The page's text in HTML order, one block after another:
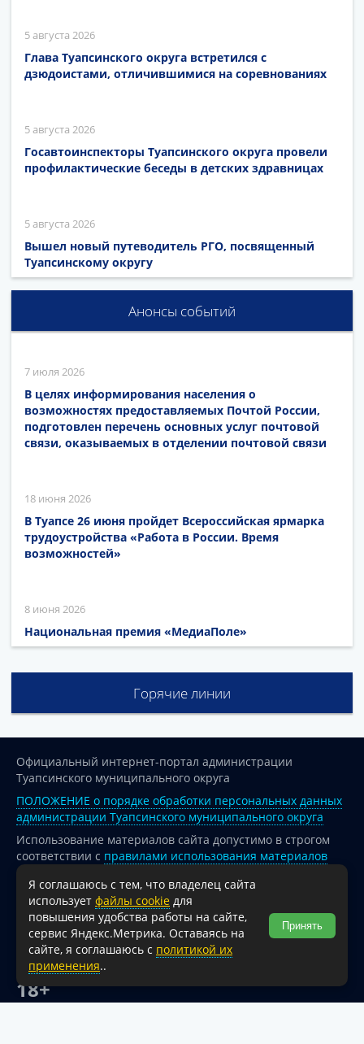
5 августа 2026
Глава Туапсинского округа встретился с
дзюдоистами, отличившимися на соревнованиях
5 августа 2026
Госавтоинспекторы Туапсинского округа провели
профилактические беседы в детских здравницах
5 августа 2026
Вышел новый путеводитель РГО, посвященный
Туапсинскому округу
Анонсы событий
7 июля 2026
В целях информирования населения о
возможностях предоставляемых Почтой России,
подготовлен перечень основных услуг почтовой
связи, оказываемых в отделении почтовой связи
18 июня 2026
В Туапсе 26 июня пройдет Всероссийская ярмарка
трудоустройства «Работа в России. Время
возможностей»
8 июня 2026
Национальная премия «МедиаПоле»
Горячие линии
Официальный интернет-портал администрации
Туапсинского муниципального округа
ПОЛОЖЕНИЕ о порядке обработки персональных данных
администрации Туапсинского муниципального округа
Использование материалов сайта допустимо в строгом
соответствии с правилами использования материалов
опубликованных на сайте
При перепечатке и использовании информации ссылка
на источник обязательна.
Для сайтов и страниц сети Интернет обязательна
активная гиперссылка на официальный интернет-портал
администрации Туапсинского муниципального округа.
18+
Я соглашаюсь с тем, что владелец сайта
использует файлы cookie для
повышения удобства работы на сайте,
сервис Яндекс.Метрика. Оставаясь на
сайте, я соглашаюсь с политикой их
применения..
Принять